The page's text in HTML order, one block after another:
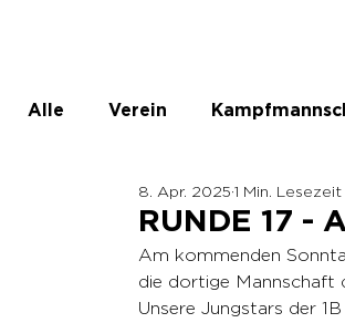
Alle Verein
ASKÖ Ladies
RUNDE 17 -
8. Apr. 2025 1 Min. Lesezeit
Am kommenden
die dortige Mannschaft
Unsere Jungstars der